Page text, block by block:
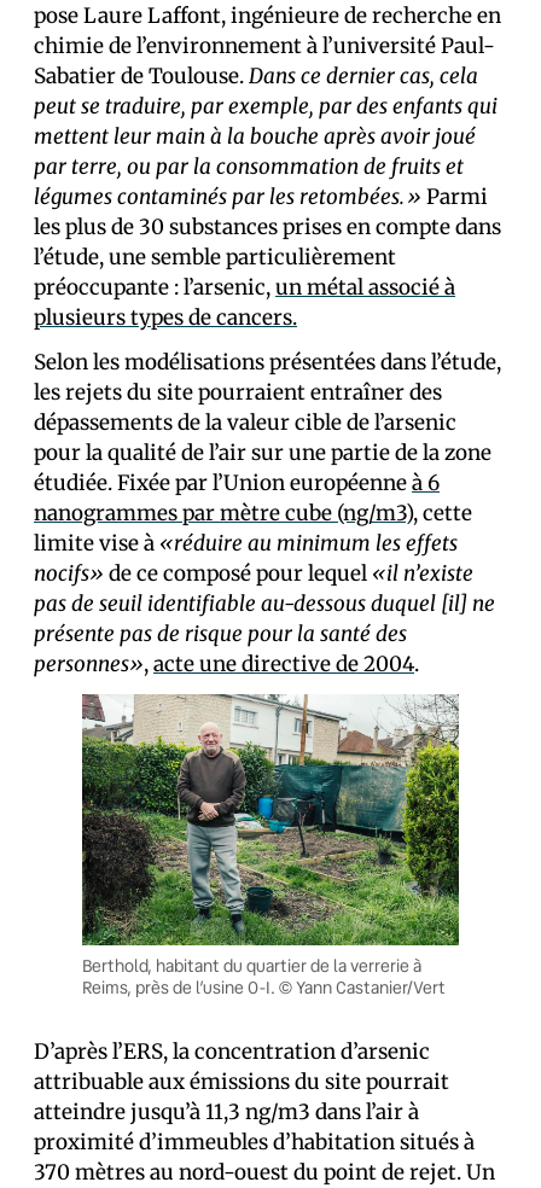
pose Laure Laffont, ingénieure de recherche en
chimie de l’environnement à l’université Paul-
Sabatier de Toulouse.Dans ce dernier cas, cela
peut se traduire, par exemple, par des enfants qui
mettent leur main à la bouche après avoir joué
par terre, ou par la consommation de fruits et
légumes contaminés par les retombées.» Parmi
les plus de 30 substances prises en compte dans
l’étude, une semble particulièrement
préoccupante : l’arsenic,un métal associé à
plusieurs types de cancers.
Selon les modélisations présentées dans l’étude,
les rejets du site pourraient entraîner des
dépassements de la valeur cible de l’arsenic
pour la qualité de l’air sur une partie de la zone
étudiée. Fixée par l’Union européenneà 6
nanogrammes par mètre cube (ng/m3), cette
limite vise à «réduire au minimum les effets
nocifs» de ce composé pour lequel «il n’existe
pas de seuil identifiable au-dessous duquel [il] ne
présente pas de risque pour la santé des
personnes»,acte une directive de 2004.
Berthold, habitant du quartier de la verrerie à
Reims, près de l’usine O-I. © Yann Castanier/Vert
D’après l’ERS, la concentration d’arsenic
attribuable aux émissions du site pourrait
atteindre jusqu’à 11,3 ng/m3 dans l’air à
proximité d’immeubles d’habitation situés à
370 mètres au nord-ouest du point de rejet. Un